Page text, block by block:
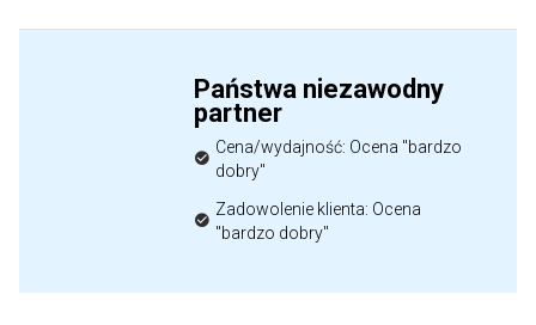
Państwa niezawodny
partner
Cena/wydajność: Ocena "bardzo
dobry"
Zadowolenie klienta: Ocena
"bardzo dobry"